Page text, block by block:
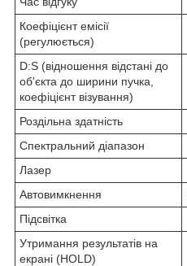
Коефіцієнт емісії
(регулюється)
D:S (відношення відстані до
об'єкта до ширини пучка,
коефіцієнт візування)
Роздільна здатність
Спектральний діапазон
Лазер
Автовимкнення
Підсвітка
Утримання результатів на
екрані (HOLD)